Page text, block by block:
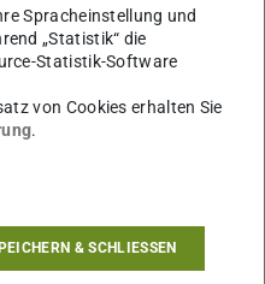
& Centromere
Spracheinstellung und
„Statistik“ die
Statistik-Software
von Cookies erhalten Sie
.
& SCHLIESSEN